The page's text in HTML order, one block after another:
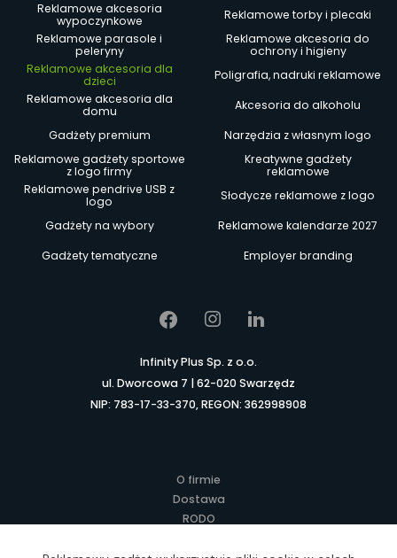
Reklamowe akcesoria
wypoczynkowe
Reklamowe torby i plecaki
Reklamowe parasole i
peleryny
Reklamowe akcesoria do
ochrony i higieny
Reklamowe akcesoria dla
dzieci
Poligrafia, nadruki reklamowe
Reklamowe akcesoria dla
domu
Akcesoria do alkoholu
Gadżety premium
Narzędzia z własnym logo
Reklamowe gadżety sportowe
z logo firmy
Kreatywne gadżety
reklamowe
Reklamowe pendrive USB z
logo
Słodycze reklamowe z logo
Gadżety na wybory
Reklamowe kalendarze 2027
Gadżety tematyczne
Employer branding
Infinity Plus Sp. z o.o.
ul. Dworcowa 7 | 62-020 Swarzędz
NIP: 783-17-33-370, REGON: 362998908
O firmie
Dostawa
RODO